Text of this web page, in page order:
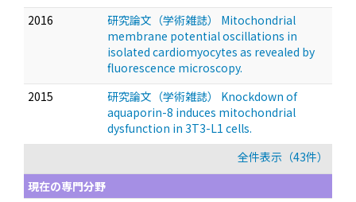
2016
研究論文（学術雑誌） Mitochondrial
membrane potential oscillations in
isolated cardiomyocytes as revealed by
fluorescence microscopy.
2015
研究論文（学術雑誌） Knockdown of
aquaporin-8 induces mitochondrial
dysfunction in 3T3-L1 cells.
全件表示（43件）
現在の専門分野